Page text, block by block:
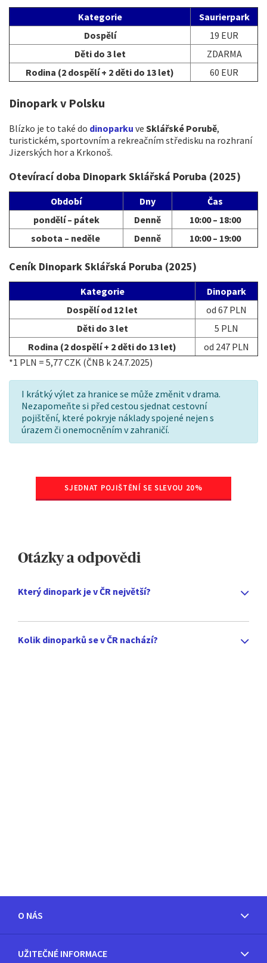
Kategorie
Saurierpark
Dospělí
19 EUR
Děti do 3 let
ZDARMA
Rodina (2 dospělí + 2 děti do 13 let)
60 EUR
Dinopark v Polsku
Blízko je to také do dinoparku ve Sklářské Porubě,
turistickém, sportovním a rekreačním středisku na rozhraní
Jizerských hor a Krkonoš.
Otevírací doba Dinopark Sklářská Poruba (2025)
Období Dny
Čas
pondělí – pátek
Denně
10:00 – 18:00
sobota – neděle
Denně 10:00 – 19:00
Ceník Dinopark Sklářská Poruba (2025)
Kategorie
Dinopark
Dospělí od 12 let
od 67 PLN
Děti do 3 let
5 PLN
Rodina (2 dospělí + 2 děti do 13 let)
od 247 PLN
*1 PLN = 5,77 CZK (ČNB k 24.7.2025)
I krátký výlet za hranice se může změnit v drama.
Nezapomeňte si před cestou sjednat cestovní
pojištění, které pokryje náklady spojené nejen s
úrazem či onemocněním v zahraničí.
SJEDNAT POJIŠTĚNÍ SE SLEVOU 20%
Otázky a odpovědi
Který dinopark je v ČR největší?
Kolik dinoparků se v ČR nachází?
O NÁS
UŽITEČNÉ INFORMACE